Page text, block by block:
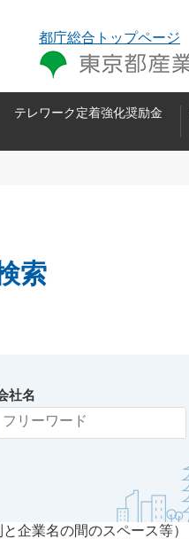
都庁総合トップページ
テレワーク定着強化奨励金
索
社名
企業名の間のスペース等）